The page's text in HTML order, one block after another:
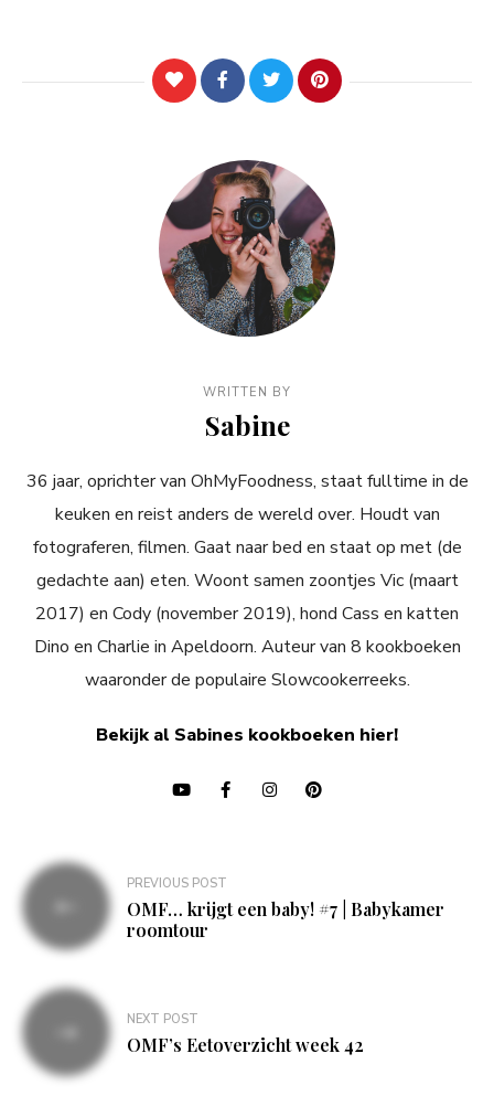
WRITTEN BY
Sabine
36 jaar, oprichter van OhMyFoodness, staat fulltime in de
keuken en reist anders de wereld over. Houdt van
fotograferen, filmen. Gaat naar bed en staat op met (de
gedachte aan) eten. Woont samen zoontjes Vic (maart
2017) en Cody (november 2019), hond Cass en katten
Dino en Charlie in Apeldoorn. Auteur van 8 kookboeken
waaronder de populaire Slowcookerreeks.
Bekijk al Sabines kookboeken hier!
Bericht
navigatie
PREVIOUS POST
OMF… krijgt een baby! #7 | Babykamer
roomtour
NEXT POST
OMF’s Eetoverzicht week 42